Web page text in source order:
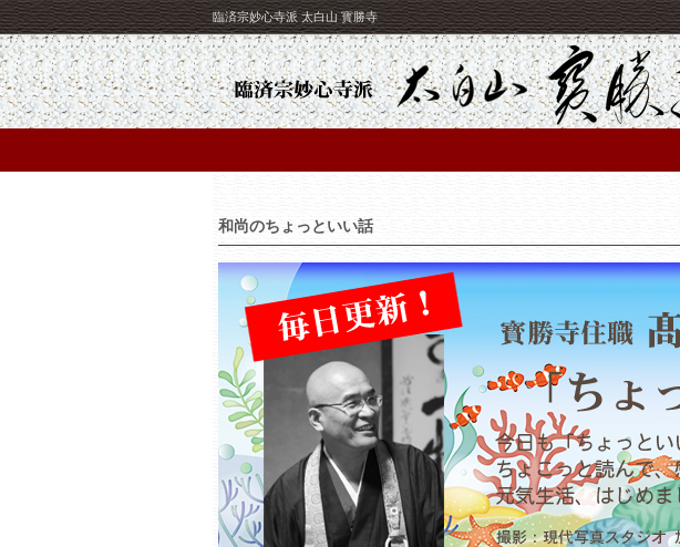
臨済宗妙心寺派 太白山 寳勝寺
和尚のちょっといい話